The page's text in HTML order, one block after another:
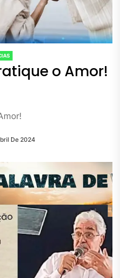
o Amor!
De 2024